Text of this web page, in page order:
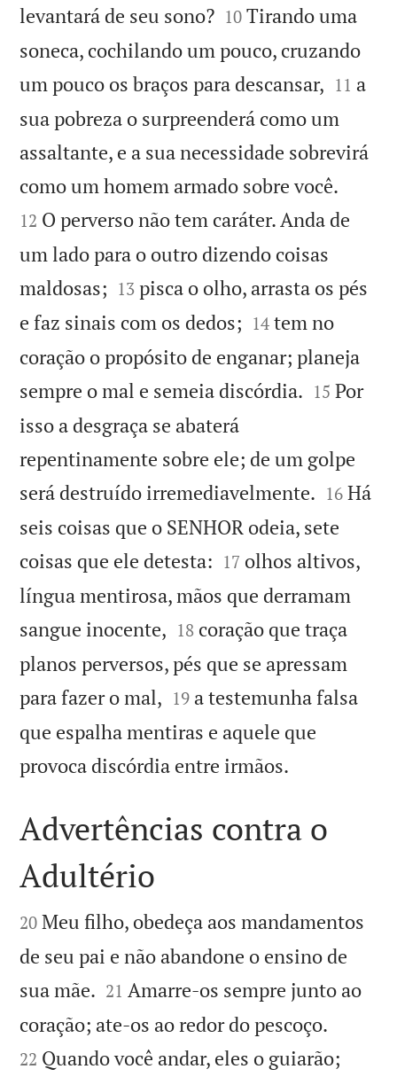
levantará de seu sono?
10 Tirando uma
soneca, cochilando um pouco, cruzando
um pouco os braços para descansar, 

11 a
sua pobreza o surpreenderá como um
assaltante, e a sua necessidade sobrevirá
como um homem armado sobre você.
12 O perverso não tem caráter. Anda de
um lado para o outro dizendo coisas
maldosas; 

13 pisca o olho, arrasta os pés
e faz sinais com os dedos; 

14 tem no
coração o propósito de enganar; planeja
sempre o mal e semeia discórdia. 

15 Por
isso a desgraça se abaterá
repentinamente sobre ele; de um golpe
será destruído irremediavelmente. 

16 Há
seis coisas que o SENHOR odeia, sete
coisas que ele detesta: 

17 olhos altivos,
língua mentirosa, mãos que derramam
sangue inocente, 

18 coração que traça
planos perversos, pés que se apressam
para fazer o mal, 

19 a testemunha falsa
que espalha mentiras e aquele que
provoca discórdia entre irmãos.

Advertências contra o
Adultério

20 Meu filho, obedeça aos mandamentos
de seu pai e não abandone o ensino de
sua mãe. 

21 Amarre-os sempre junto ao
coração; ate-os ao redor do pescoço.
22 Quando você andar, eles o guiarão;